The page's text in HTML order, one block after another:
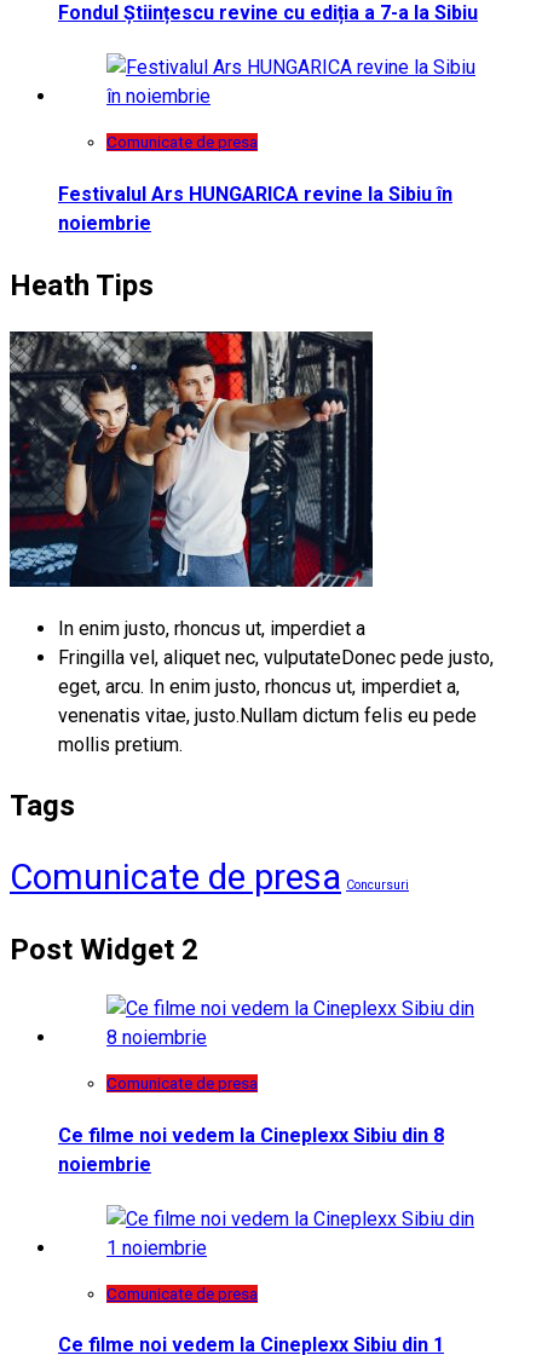
Fondul Științescu revine cu ediția a 7-a la Sibiu
Comunicate de presa
Festivalul Ars HUNGARICA revine la Sibiu în
noiembrie
Heath Tips
In enim justo, rhoncus ut, imperdiet a
Fringilla vel, aliquet nec, vulputateDonec pede justo,
eget, arcu. In enim justo, rhoncus ut, imperdiet a,
venenatis vitae, justo.Nullam dictum felis eu pede
mollis pretium.
Tags
Comunicate de presa Concursuri
Post Widget 2
Comunicate de presa
Ce filme noi vedem la Cineplexx Sibiu din 8
noiembrie
Comunicate de presa
Ce filme noi vedem la Cineplexx Sibiu din 1